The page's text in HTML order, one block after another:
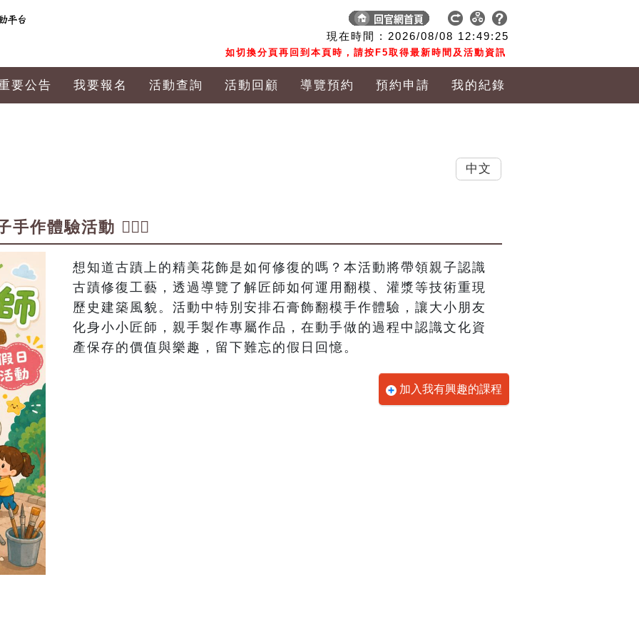
現在時間 : 2026/08/08 12:49:26
如切換分頁再回到本頁時，請按F5取得最新時間及活動資訊
要公告 我要報名 活動查詢 活動回顧 導覽預約 預約申請 我的紀錄
作體驗活動 👷🏻‍♀️
想知道古蹟上的精美花飾是如何修復的嗎？本活動將帶領親子認識
古蹟修復工藝，透過導覽了解匠師如何運用翻模、灌漿等技術重現
歷史建築風貌。活動中特別安排石膏飾翻模手作體驗，讓大小朋友
化身小小匠師，親手製作專屬作品，在動手做的過程中認識文化資
產保存的價值與樂趣，留下難忘的假日回憶。
加入我有興趣的課程